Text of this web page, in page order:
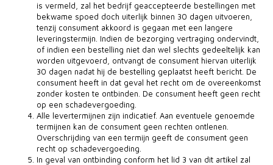
is vermeld, zal het bedrijf geaccepteerde bestellingen met
bekwame spoed doch uiterlijk binnen 30 dagen uitvoeren,
tenzij consument akkoord is gegaan met een langere
leveringstermijn. Indien de bezorging vertraging ondervindt,
of indien een bestelling niet dan wel slechts gedeeltelijk kan
worden uitgevoerd, ontvangt de consument hiervan uiterlijk
30 dagen nadat hij de bestelling geplaatst heeft bericht. De
consument heeft in dat geval het recht om de overeenkomst
zonder kosten te ontbinden. De consument heeft geen recht
op een schadevergoeding.
Alle levertermijnen zijn indicatief. Aan eventuele genoemde
termijnen kan de consument geen rechten ontlenen.
Overschrijding van een termijn geeft de consument geen
recht op schadevergoeding.
In geval van ontbinding conform het lid 3 van dit artikel zal